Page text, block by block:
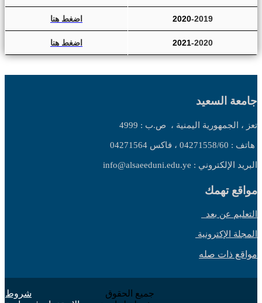
2020-2019 اضغط هنا
2021-2020 اضغط هنا
جامعة السعيد
تعز ، الجمهورية اليمنية ، ص.ب : 4999
هاتف : 04271558/60 ، فاكس 04271564
البريد الإلكتروني : info@alsaeeduni.edu.ye
مواقع تهمك
التعليم عن بعد
المجلة الإكترونية
مواقع ذات صله
جميع الحقوق
شروط